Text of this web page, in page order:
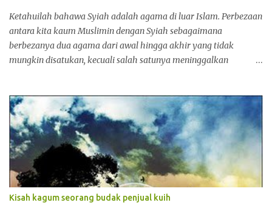
Tengah sendiri, satu-satunya negara yang menyedari kewujudan
Iran sebagai negara Syiah adalah Iraq. Saddam Hussien
memerintah Iraq sezaman dengan era Khom...
Ketahuilah bahawa Syiah adalah agama di luar Islam. Perbezaan
antara kita kaum Muslimin dengan Syiah sebagaimana
berbezanya dua agama dari awal hingga akhir yang tidak
mungkin disatukan, kecuali salah satunya meninggalkan
bernama Abdullah bin Saba ' Al Himyari . [ Majmu 'Fatawa , 4/
435 ] 2 . Rukun Islam menurut agama Islam : 1. Dua Syahadat 2.
Solat 3. Puasa 4. Zakat 5. Haji [HR Muslim no. 1 daripada Ibnu
Umar ] Rukun Islam ala agama Syiah : 1. Solat 2 . Puasa 3 . Zakat
4. Haji 5. Wilayah / Kekuasaan [Lihat Al Kafi Fil Ushul 2 /18 karya
Imam Besar Syiah Al Kulaini 2 /634 ] . Kedudukan Al Kulaini di
Syiah = Kedudukan Imam Bukhari di Sunni ] 3 . Rukun Iman
menurut agama Islam ada 6 perkara iaitu : 1. Iman Kepada Allah
Kisah kagum seorang budak penjual kuih